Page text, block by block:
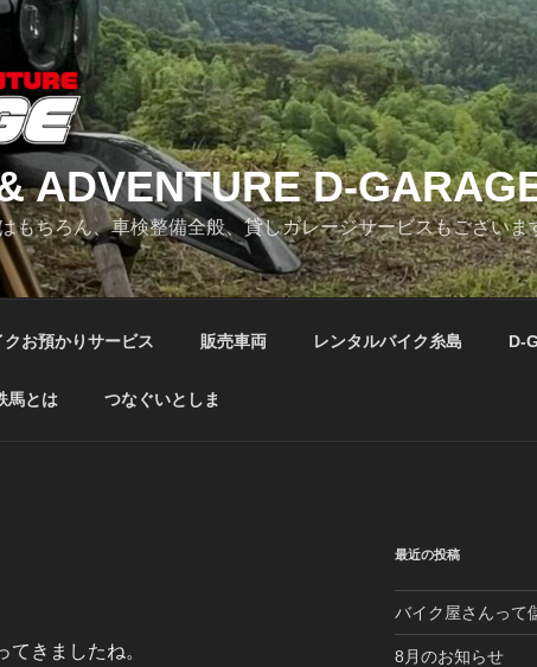
ADVENTURE D-
もちろん、車検整備全般、貸しガレージサービスもございま
クお預かりサービス 販売車両 レンタルバイク糸島 D-
馬とは つなぐいとしま
てきましたね。
最近の投稿
バイク屋さんって
8月のお知らせ